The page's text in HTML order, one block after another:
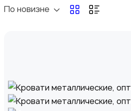
Оформление интерьера
Охрана и сигнализации
По новизне